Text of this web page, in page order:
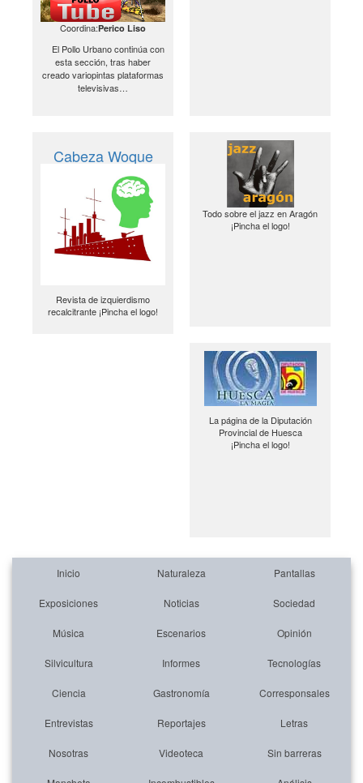
Coordina:Perico Liso
El Pollo Urbano continúa con
esta sección, tras haber
creado variopintas plataformas
televisivas…
Cabeza Woque
Revista de izquierdismo
recalcitrante ¡Pincha el logo!
Todo sobre el jazz en Aragón
¡Pincha el logo!
La página de la Diputación
Provincial de Huesca
¡Pincha el logo!
Inicio Naturaleza Pantallas
Exposiciones Noticias Sociedad
Música Escenarios Opinión
Silvicultura Informes Tecnologías
Ciencia Gastronomía Corresponsales
Entrevistas Reportajes Letras
Nosotras Videoteca Sin barreras